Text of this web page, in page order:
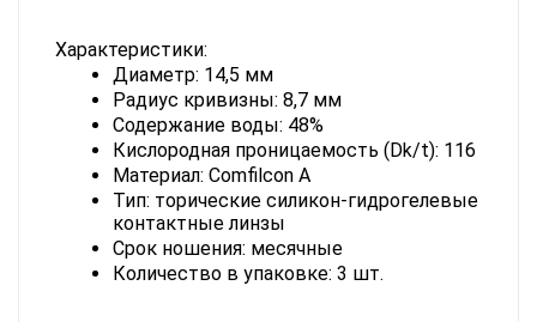
Характеристики:
Диаметр: 14,5 мм
Радиус кривизны: 8,7 мм
Содержание воды: 48%
Кислородная проницаемость (Dk/t): 116
Материал: Comfilcon A
Тип: торические силикон-гидрогелевые
контактные линзы
Срок ношения: месячные
Количество в упаковке: 3 шт.